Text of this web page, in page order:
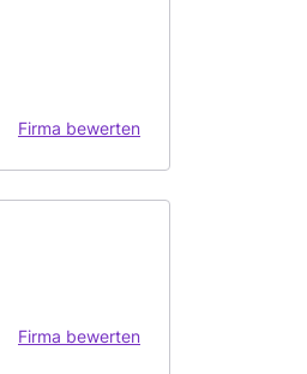
Firma bewerten
Firma bewerten